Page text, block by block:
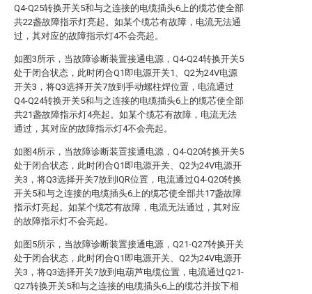
Q4-Q25转换开关5和与之连接的电缆插头6上的缆芯使全部
共22盏故障指示灯亮起。如某个缆芯有故障，电流无法通
过，其对应的故障指示灯4不会亮起。
如图3所示，当故障诊断装置接通电源，Q4-Q24转换开关5
处于闭合状态，此时闭合Q1即电源开关1、Q2为24V电源
开关3，将Q3选择开关7放到手动螺柱焊位置，电流通过
Q4-Q24转换开关5和与之连接的电缆插头6上的缆芯使全部
共21盏故障指示灯4亮起。如某个缆芯有故障，电流无法
通过，其对应的故障指示灯4不会亮起。
如图4所示，当故障诊断装置接通电源，Q4-Q20转换开关5
处于闭合状态，此时闭合Q1即电源开关、Q2为24V电源开
关3，将Q3选择开关7放到IQR位置，电流通过Q4-Q20转换
开关5和与之连接的电缆插头6上的缆芯使全部共17盏故障
指示灯亮起。如某个缆芯有故障，电流无法通过，其对应
的故障指示灯不会亮起。
如图5所示，当故障诊断装置接通电源，Q21-Q27转换开关
处于闭合状态，此时闭合Q1即电源开关、Q2为24V电源开
关3，将Q3选择开关7放到电葫芦电缆位置，电流通过Q21-
Q27转换开关5和与之连接的电缆插头6上的缆芯并按下相